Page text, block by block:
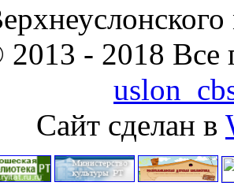
2013 - 2018
Сайт сделан в